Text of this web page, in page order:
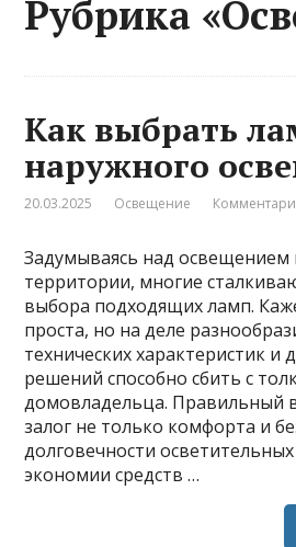
Рубрика
Как выбрать
наружного
20.03.2025 Освещение
Задумываясь над
территории, многие
выбора подходящих ламп.
проста, но на деле
технических характеристик и
решений способно сбить с
домовладельца. Правильный
залог не только комфорта и
долговечности
экономии средств …